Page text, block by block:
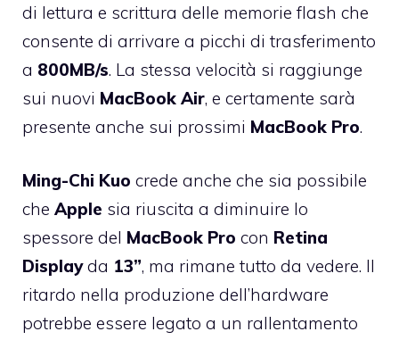
di lettura e scrittura delle memorie flash che
consente di arrivare a picchi di trasferimento
a 800MB/s. La stessa velocità si raggiunge
sui nuovi MacBook Air, e certamente sarà
presente anche sui prossimi MacBook Pro.
Ming-Chi Kuo crede anche che sia possibile
che Apple sia riuscita a diminuire lo
spessore del MacBook Pro con Retina
Displayda 13”, ma rimane tutto da vedere. Il
ritardo nella produzione dell’hardware
potrebbe essere legato a un rallentamento